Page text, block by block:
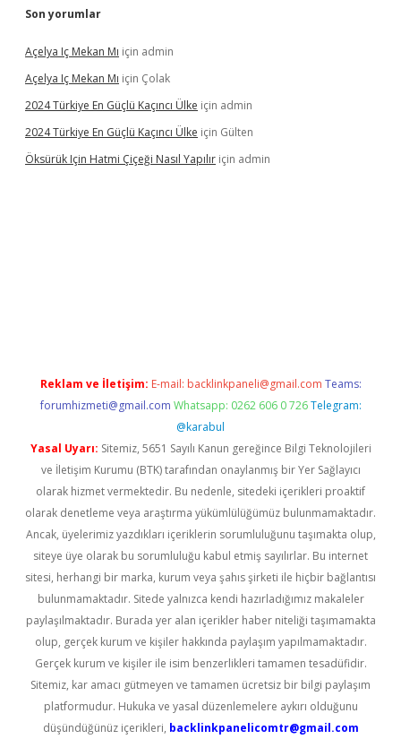
Son yorumlar
Açelya Iç Mekan Mı için admin
Açelya Iç Mekan Mı için Çolak
2024 Türkiye En Güçlü Kaçıncı Ülke için admin
2024 Türkiye En Güçlü Kaçıncı Ülke için Gülten
Öksürük Için Hatmi Çiçeği Nasıl Yapılır için admin
Reklam ve İletişim: E-mail: backlinkpaneli@gmail.com Teams:
forumhizmeti@gmail.com Whatsapp: 0262 606 0 726 Telegram:
@karabul
Yasal Uyarı: Sitemiz, 5651 Sayılı Kanun gereğince Bilgi Teknolojileri
ve İletişim Kurumu (BTK) tarafından onaylanmış bir Yer Sağlayıcı
olarak hizmet vermektedir. Bu nedenle, sitedeki içerikleri proaktif
olarak denetleme veya araştırma yükümlülüğümüz bulunmamaktadır.
Ancak, üyelerimiz yazdıkları içeriklerin sorumluluğunu taşımakta olup,
siteye üye olarak bu sorumluluğu kabul etmiş sayılırlar. Bu internet
sitesi, herhangi bir marka, kurum veya şahıs şirketi ile hiçbir bağlantısı
bulunmamaktadır. Sitede yalnızca kendi hazırladığımız makaleler
paylaşılmaktadır. Burada yer alan içerikler haber niteliği taşımamakta
olup, gerçek kurum ve kişiler hakkında paylaşım yapılmamaktadır.
Gerçek kurum ve kişiler ile isim benzerlikleri tamamen tesadüfidir.
Sitemiz, kar amacı gütmeyen ve tamamen ücretsiz bir bilgi paylaşım
platformudur. Hukuka ve yasal düzenlemelere aykırı olduğunu
düşündüğünüz içerikleri, backlinkpanelicomtr@gmail.com